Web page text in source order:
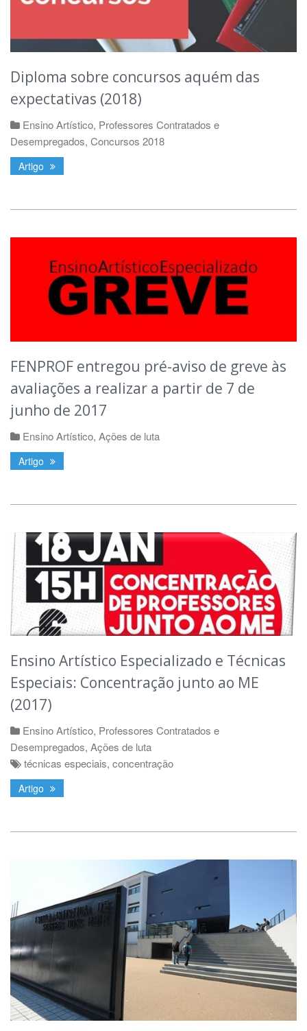
Diploma sobre concursos aquém das
expectativas (2018)
Ensino Artístico, Professores Contratados e
Desempregados, Concursos 2018
Artigo
FENPROF entregou pré-aviso de greve às
avaliações a realizar a partir de 7 de
junho de 2017
Ensino Artístico, Ações de luta
Artigo
Ensino Artístico Especializado e Técnicas
Especiais: Concentração junto ao ME
(2017)
Ensino Artístico, Professores Contratados e
Desempregados, Ações de luta
técnicas especiais, concentração
Artigo